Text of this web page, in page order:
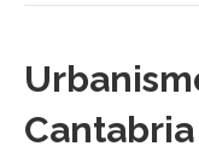
Cantabria